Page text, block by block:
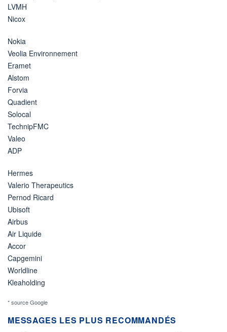
LVMH
Nicox
Nokia
Veolia Environnement
Eramet
Alstom
Forvia
Quadient
Solocal
TechnipFMC
Valeo
ADP
Hermes
Valerio Therapeutics
Pernod Ricard
Ubisoft
Airbus
Air Liquide
Accor
Capgemini
Worldline
Kleaholding
* source Google
MESSAGES LES PLUS RECOMMANDÉS